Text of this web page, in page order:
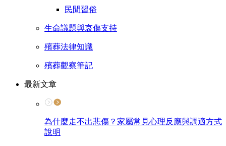
民間習俗
生命議題與哀傷支持
殯葬法律知識
殯葬觀察筆記
最新文章
為什麼走不出悲傷？家屬常見心理反應與調適方式
說明